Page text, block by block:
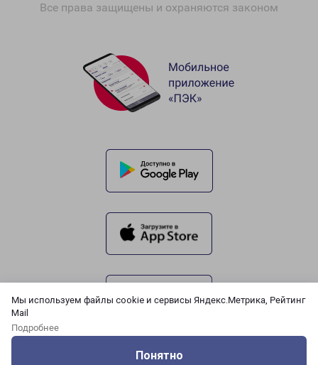
Мы используем файлы cookie и сервисы Яндекс.Метрика, Рейтинг
Mail
Подробнее
Понятно
Все права защищены и охраняются законом